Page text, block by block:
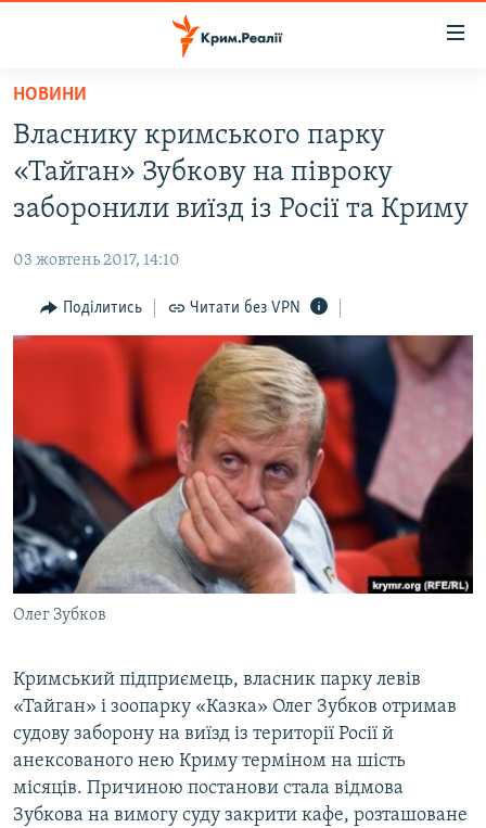
Перейти
основного
матеріалу
Перейти
до
основної
Перейти
до
ВІДЕО ТА ФОТО
БЛОГИ
ПОГЛЯД
ІНТЕРВ'Ю
СПЕЦПРОЕКТИ
ДЕПОРТАЦІЯ
ВІДЕОУРОКИ «ELIFBE»
СВІДЧЕННЯ ОКУПАЦІЇ
УКРАЇНСЬКА ПРОБЛЕМА КРИМУ
ІНФОГРАФІКА
ЯК ОБІЙТИ БЛОКУВАННЯ
Русский
Qırımtatar
ДОЛУЧАЙСЯ!
Усі сайти RFE/RL
НОВИНИ
Власнику кримського парку
«Тайган» Зубкову на півроку
заборонили виїзд із Росії та Криму
03 жовтень 2017, 14:10
Поділитись Читати без VPN
Олег Зубков
Кримський підприємець, власник парку левів
«Тайган» і зоопарку «Казка» Олег Зубков отримав
судову заборону на виїзд із території Росії й
анексованого нею Криму терміном на шість
місяців. Причиною постанови стала відмова
Зубкова на вимогу суду закрити кафе, розташоване